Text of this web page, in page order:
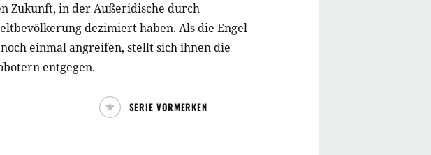
Zukunft, in der Außeridische durch
dezimiert haben. Als die Engel
einmal angreifen, stellt sich ihnen die
entgegen.
SERIE VORMERKEN